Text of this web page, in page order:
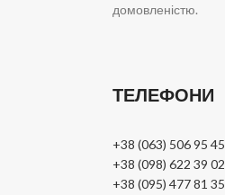
домовленістю.
ТЕЛЕФОНИ
+38 (063) 506 95 45
+38 (098) 622 39 02
+38 (095) 477 81 35